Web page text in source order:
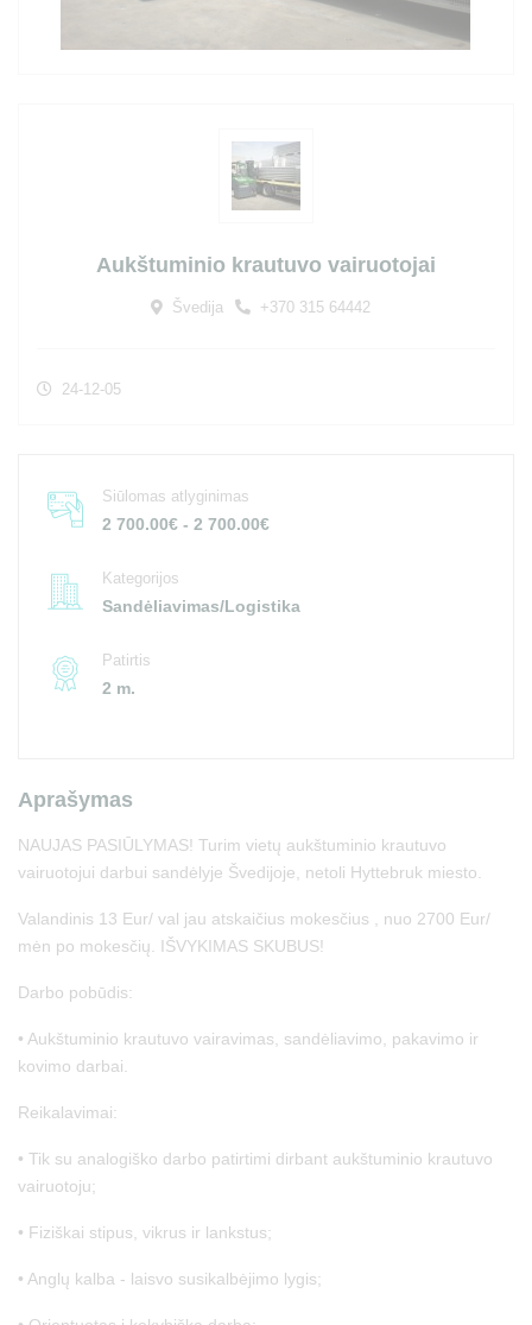
Aukštuminio krautuvo vairuotojai
Švedija +370 315 64442
24-12-05
Siūlomas atlyginimas
2 700.00€ - 2 700.00€
Kategorijos
Sandėliavimas/Logistika
Patirtis
2 m.
Aprašymas
NAUJAS PASIŪLYMAS! Turim vietų aukštuminio krautuvo
vairuotojui darbui sandėlyje Švedijoje, netoli Hyttebruk miesto.
Valandinis 13 Eur/ val jau atskaičius mokesčius , nuo 2700 Eur/
mėn po mokesčių. IŠVYKIMAS SKUBUS!
Darbo pobūdis:
• Aukštuminio krautuvo vairavimas, sandėliavimo, pakavimo ir
kovimo darbai.
Reikalavimai:
• Tik su analogiško darbo patirtimi dirbant aukštuminio krautuvo
vairuotoju;
• Fiziškai stipus, vikrus ir lankstus;
• Anglų kalba - laisvo susikalbėjimo lygis;